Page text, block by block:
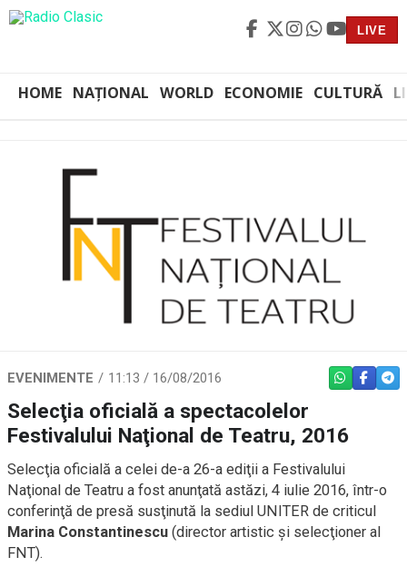
LIVE
HOME NAȚIONAL WORLD ECONOMIE CULTURĂ
EVENIMENTE 11:13 / 16/08/2016 WHATSAPP
Selecţia oficială a spectacolelor
Festivalului Naţional de Teatru, 2016
Selecţia oficială a celei de-a 26-a ediţii a Festivalului
Naţional de Teatru a fost anunţată astăzi, 4 iulie 2016, într-o
conferinţă de presă susţinută la sediul UNITER de criticul
Marina Constantinescu (director artistic şi selecţioner al
FNT).